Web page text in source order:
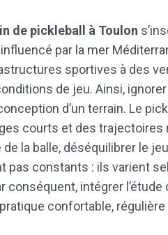
de pickleball à Toulon
par la mer
sportives à des
de jeu. Ainsi,
d’un terrain. Le
courts et des trajectoires
la balle, déséquilibrer le
pas constants : ils varient
conséquent, intégrer
confortable,